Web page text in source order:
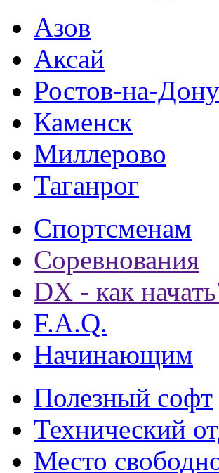
Азов
Аксай
Ростов-на-Дону
Каменск
Миллерово
Таганрог
Спортсменам
Соревнования
DX - как
F.A.Q.
Начинающим
Полезный софт
Технический
Место